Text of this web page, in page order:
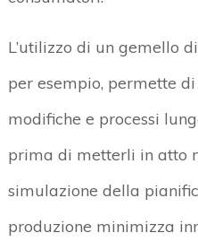
L’utilizzo di un gemello
per esempio, permette
modifiche e processi
prima di metterli in atto
simulazione della
produzione minimizza